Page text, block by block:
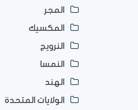
المجر
المكسيك
النرويج
النمسا
الهند
الولايات المتحدة